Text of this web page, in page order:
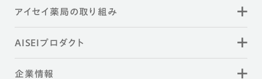
アイセイ薬局の取り組み
AISEIプロダクト
企業情報